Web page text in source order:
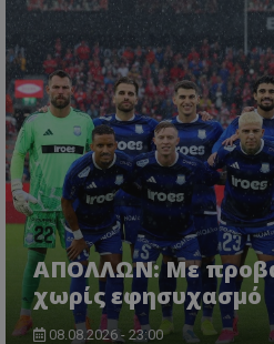
ΑΠΟΛΛΩΝ: Με
χωρίς εφησυχασμό
08.08.2026 - 23:00